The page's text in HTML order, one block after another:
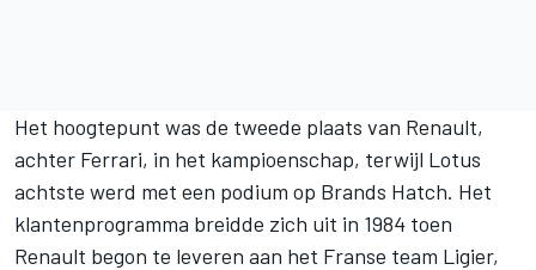
Het hoogtepunt was de tweede plaats van Renault,
achter Ferrari, in het kampioenschap, terwijl Lotus
achtste werd met een podium op Brands Hatch. Het
klantenprogramma breidde zich uit in 1984 toen
Renault begon te leveren aan het Franse team Ligier,